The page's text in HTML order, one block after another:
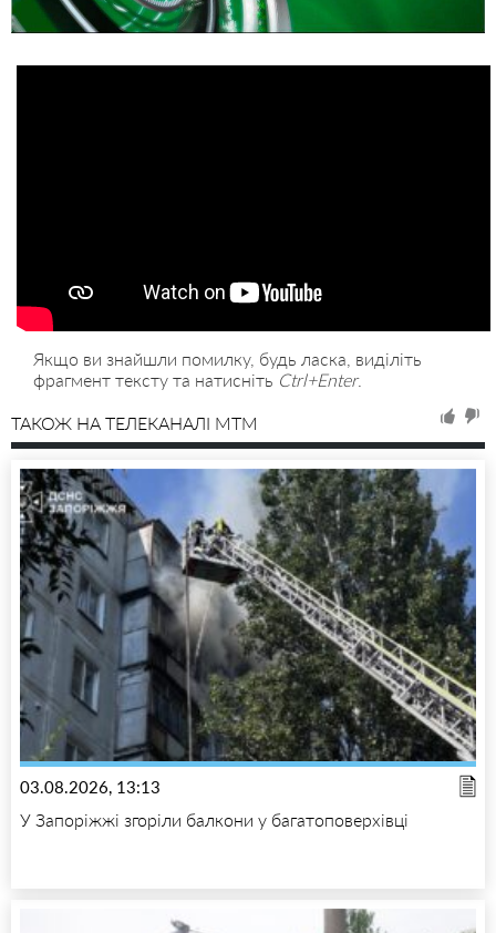
Якщо ви знайшли помилку, будь ласка, виділіть
фрагмент тексту та натисніть Ctrl+Enter.
ТАКОЖ НА ТЕЛЕКАНАЛІ MTM
03.08.2026, 13:13
У Запоріжжі згоріли балкони у багатоповерхівці